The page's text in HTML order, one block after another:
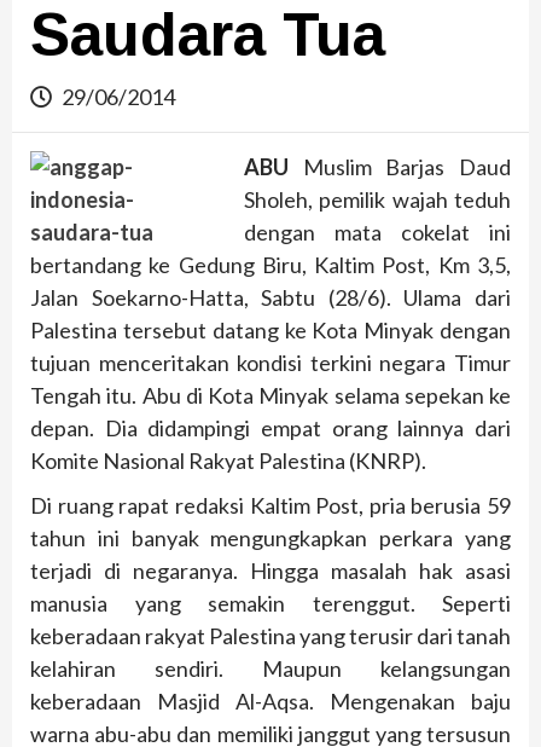
Saudara Tua
29/06/2014
ABU Muslim Barjas Daud
Sholeh, pemilik wajah teduh
dengan mata cokelat ini
bertandang ke Gedung Biru, Kaltim Post, Km 3,5,
Jalan Soekarno-Hatta, Sabtu (28/6). Ulama dari
Palestina tersebut datang ke Kota Minyak dengan
tujuan menceritakan kondisi terkini negara Timur
Tengah itu. Abu di Kota Minyak selama sepekan ke
depan. Dia didampingi empat orang lainnya dari
Komite Nasional Rakyat Palestina (KNRP).
Di ruang rapat redaksi Kaltim Post, pria berusia 59
tahun ini banyak mengungkapkan perkara yang
terjadi di negaranya. Hingga masalah hak asasi
manusia yang semakin terenggut. Seperti
keberadaan rakyat Palestina yang terusir dari tanah
kelahiran sendiri. Maupun kelangsungan
keberadaan Masjid Al-Aqsa. Mengenakan baju
warna abu-abu dan memiliki janggut yang tersusun